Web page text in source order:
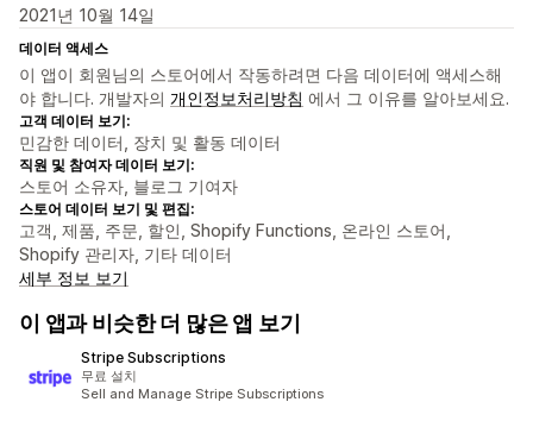
2021년 10월 14일
데이터 액세스
이 앱이 회원님의 스토어에서 작동하려면 다음 데이터에 액세스해
야 합니다. 개발자의 개인정보처리방침 에서 그 이유를 알아보세요.
고객 데이터 보기:
민감한 데이터, 장치 및 활동 데이터
직원 및 참여자 데이터 보기:
스토어 소유자, 블로그 기여자
스토어 데이터 보기 및 편집:
고객, 제품, 주문, 할인, Shopify Functions, 온라인 스토어,
Shopify 관리자, 기타 데이터
세부 정보 보기
이 앱과 비슷한 더 많은 앱 보기
Stripe Subscriptions
무료 설치
Sell and Manage Stripe Subscriptions